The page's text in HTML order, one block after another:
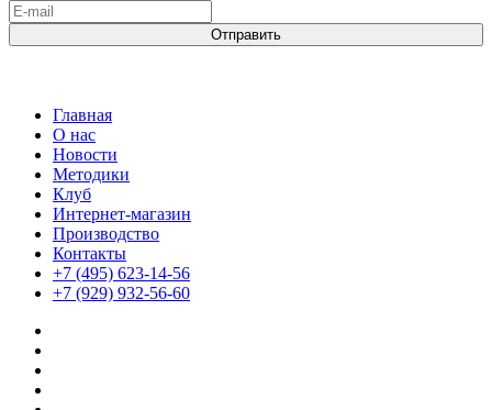
Отправить
Главная
О нас
Новости
Методики
Клуб
Интернет-магазин
Производство
Контакты
+7 (495) 623-14-56
+7 (929) 932-56-60